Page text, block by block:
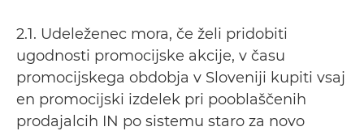
2.1. Udeleženec mora, če želi pridobiti
ugodnosti promocijske akcije, v času
promocijskega obdobja v Sloveniji kupiti vsaj
en promocijski izdelek pri pooblaščenih
prodajalcih IN po sistemu staro za novo